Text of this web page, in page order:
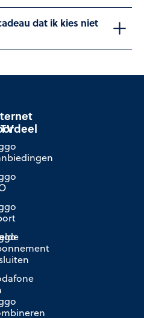
dat ik kies niet